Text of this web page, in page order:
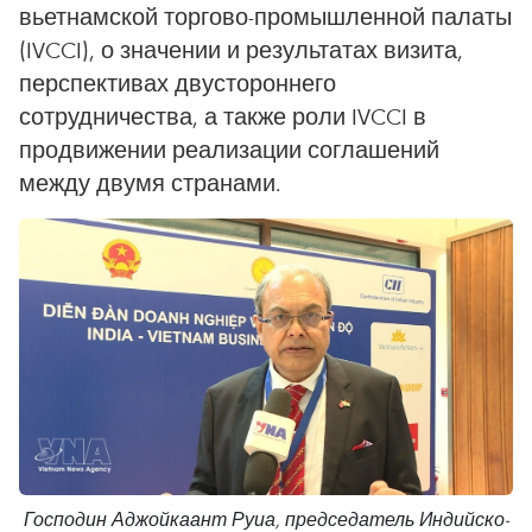
вьетнамской торгово-промышленной палаты
(IVCCI), о значении и результатах визита,
перспективах двустороннего
сотрудничества, а также роли IVCCI в
продвижении реализации соглашений
между двумя странами.
Господин Аджойкаант Руиа, председатель Индийско-